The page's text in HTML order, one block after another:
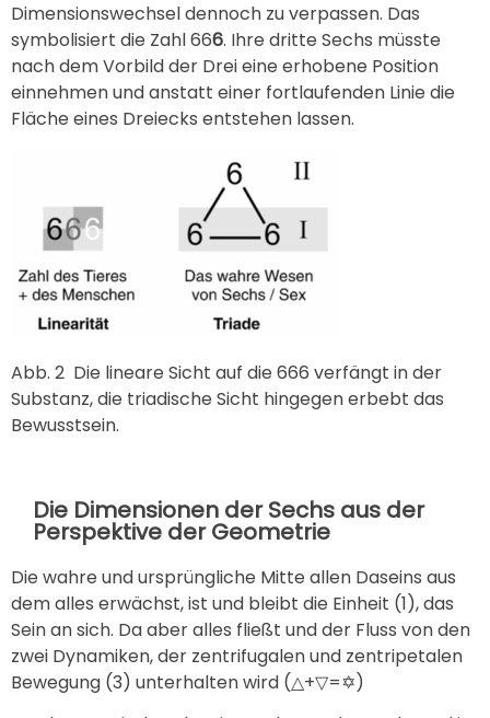
Dimensionswechsel dennoch zu verpassen. Das
symbolisiert die Zahl 666. Ihre dritte Sechs müsste
nach dem Vorbild der Drei eine erhobene Position
einnehmen und anstatt einer fortlaufenden Linie die
Fläche eines Dreiecks entstehen lassen.
Abb. 2 Die lineare Sicht auf die 666 verfängt in der
Substanz, die triadische Sicht hingegen erbebt das
Bewusstsein.
Die Dimensionen der Sechs aus der
Perspektive der Geometrie
Die wahre und ursprüngliche Mitte allen Daseins aus
dem alles erwächst, ist und bleibt die Einheit (1), das
Sein an sich. Da aber alles fließt und der Fluss von den
zwei Dynamiken, der zentrifugalen und zentripetalen
Bewegung (3) unterhalten wird (△+▽=✡)